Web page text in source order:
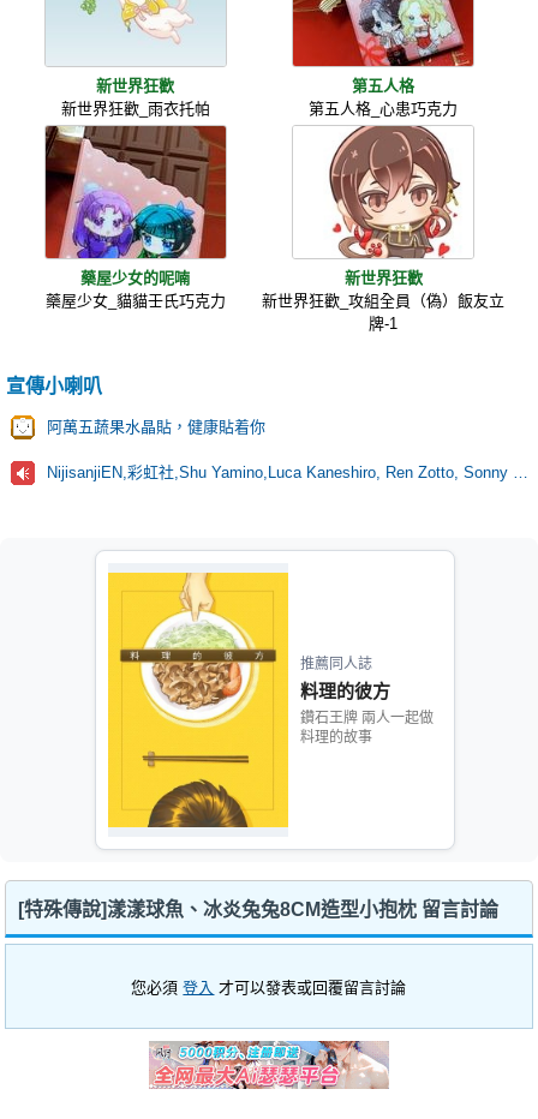
新世界狂歡
新世界狂歡_雨衣托帕
第五人格
第五人格_心患巧克力
藥屋少女的呢喃
藥屋少女_貓貓壬氏巧克力
新世界狂歡
新世界狂歡_攻組全員（偽）飯友立
牌-1
宣傳小喇叭
阿萬五蔬果水晶貼，健康貼着你
NijisanjiEN,彩虹社,Shu Yamino,Luca Kaneshiro, Ren Zotto, Sonny Brisko, NOVA, にじさんじ
推薦同人誌
料理的彼方
鑽石王牌 兩人一起做
料理的故事
[特殊傳說]漾漾球魚、冰炎兔兔8CM造型小抱枕 留言討論
您必須登入 才可以發表或回覆留言討論